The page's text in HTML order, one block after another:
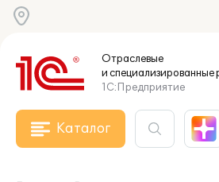
Отраслевые
и специализированные
1С:Предприятие
Каталог